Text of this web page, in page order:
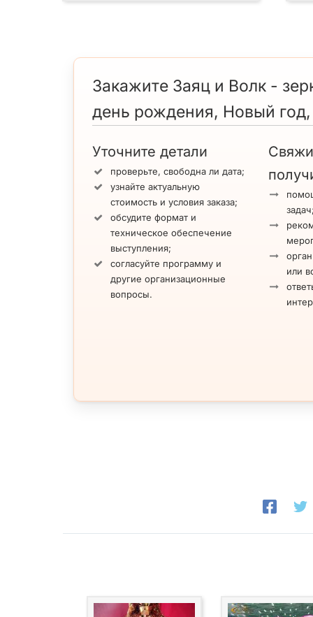
Закажите Заяц и Волк -
день рождения, Новый
Уточните детали
проверьте, свободна ли дата;
узнайте актуальную
стоимость и условия заказа;
обсудите формат и
техническое обеспечение
выступления;
согласуйте программу и
другие организационные
вопросы.
или